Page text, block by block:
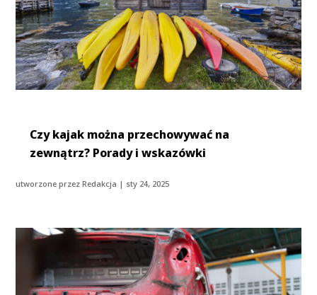
Czy kajak można przechowywać na
zewnątrz? Porady i wskazówki
utworzone przezRedakcja | sty 24, 2025